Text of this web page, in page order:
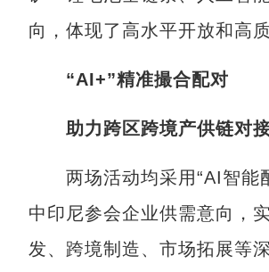
向，体现了高水平开放和高
“AI+”精准撮合配对
助力跨区跨境产供链对
两场活动均采用“AI智能配
中印尼参会企业供需意向，
发、跨境制造、市场拓展等